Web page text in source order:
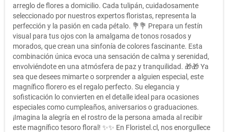
arreglo de flores a domicilio. Cada tulipán, cuidadosamente
seleccionado por nuestros expertos floristas, representa la
perfección y la pasión en cada pétalo. 💐💐 Prepara un festín
visual para tus ojos con la amalgama de tonos rosados y
morados, que crean una sinfonía de colores fascinante. Esta
combinación única evoca una sensación de calma y serenidad,
envolviéndote en una atmósfera de paz y tranquilidad. 🎁🎁 Ya
sea que desees mimarte o sorprender a alguien especial, este
magnífico florero es el regalo perfecto. Su elegancia y
sofisticación lo convierten en el detalle ideal para ocasiones
especiales como cumpleaños, aniversarios o graduaciones.
¡Imagina la alegría en el rostro de la persona amada al recibir
este magnífico tesoro floral! ✨✨ En Floristel.cl, nos enorgullece